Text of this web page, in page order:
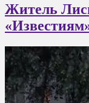
Житель